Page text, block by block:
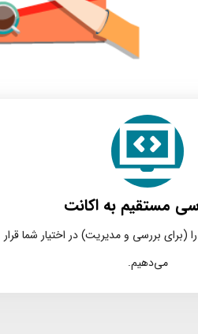
مستقیم به اکانت
(برای بررسی و مدیریت) در اختیار شما قرار
می‌دهیم.